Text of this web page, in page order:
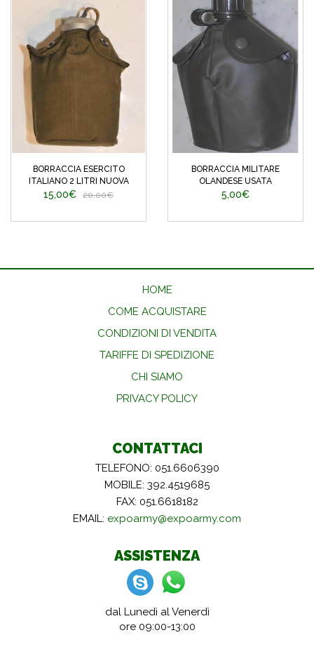
BORRACCIA ESERCITO
ITALIANO 2 LITRI NUOVA
15,00€ 20,00€
BORRACCIA MILITARE
OLANDESE USATA
5,00€
HOME
COME ACQUISTARE
CONDIZIONI DI VENDITA
TARIFFE DI SPEDIZIONE
CHI SIAMO
PRIVACY POLICY
CONTATTACI
TELEFONO: 051.6606390
MOBILE: 392.4519685
FAX: 051.6618182
EMAIL: expoarmy@expoarmy.com
ASSISTENZA
dal Lunedì al Venerdì
ore 09:00-13:00